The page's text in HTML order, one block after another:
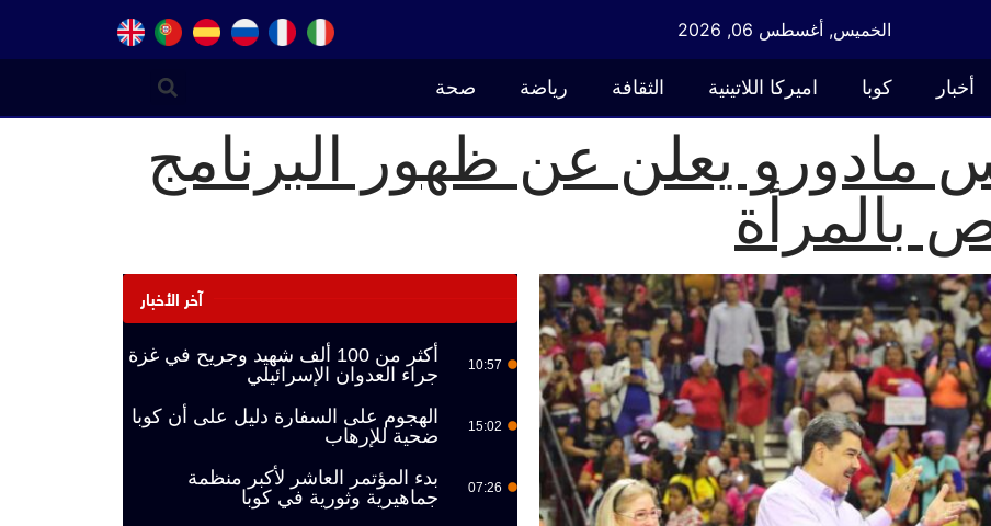
الخميس, أغسطس 06, 2026
أخبار كوبا اميركا اللاتينية الثقافة رياضة صحة
مادورو يعلن عن ظهور البرنامج
بالمرأة
آخر الأخبار
10:57
أكثر من 100 ألف شهيد وجريح في غزة
جراء العدوان الإسرائيلي
15:02
الهجوم على السفارة دليل على أن كوبا
ضحية للإرهاب
07:26
بدء المؤتمر العاشر لأكبر منظمة
جماهيرية وثورية في كوبا